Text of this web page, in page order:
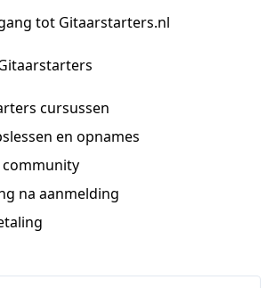
tot Gitaarstarters.nl
cursussen
en opnames
community
na aanmelding